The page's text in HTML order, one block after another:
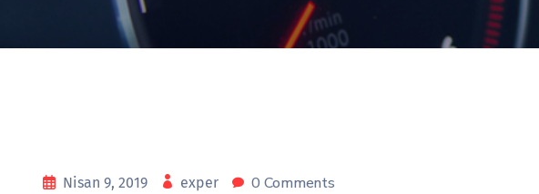
Nisan 9, 2019 exper 0 Comments